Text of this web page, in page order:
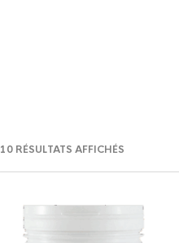
10 RÉSULTATS AFFICHÉS